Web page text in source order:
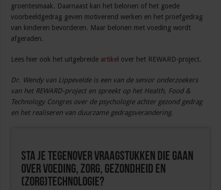
groentesmaak. Daarnaast kan het belonen of het goede
voorbeeldgedrag geven motiverend werken en het proefgedrag
van kinderen bevorderen. Maar belonen met voeding wordt
afgeraden.
Lees hier ook het uitgebreide artikel over het REWARD-project.
Dr. Wendy van Lippevelde is een van de senior onderzoekers
van het REWARD-project en spreekt op het Health, Food &
Technology Congres over de psychologie achter gezond gedrag
en het realiseren van duurzame gedragsverandering.
Sta je tegenover vraagstukken die gaan
over voeding, zorg, gezondheid en
(zorg)technologie?